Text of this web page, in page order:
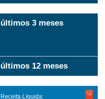
últimos 3 meses
últimos 12 meses
Receita Líquida: